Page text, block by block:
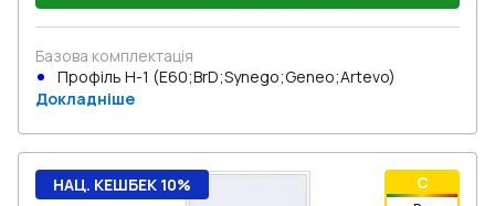
Базова комплектація
Профіль Н-1 (E60;BrD;Synego;Geneo;Artevo)
Докладніше
C
НАЦ. КЕШБЕК 10%